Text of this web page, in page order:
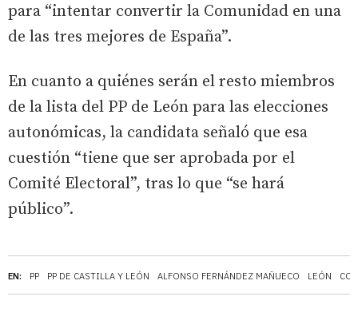
EN: PP PP DE CASTILLA Y LEÓN ALFONSO FERNÁNDEZ MAÑUECO LEÓN
para “intentar convertir la Comunidad en una
de las tres mejores de España”.
En cuanto a quiénes serán el resto miembros
de la lista del PP de León para las elecciones
autonómicas, la candidata señaló que esa
cuestión “tiene que ser aprobada por el
Comité Electoral”, tras lo que “se hará
público”.